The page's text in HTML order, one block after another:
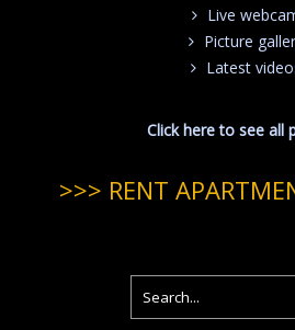
Live
Picture
Latest
Click here to see all
>>> RENT